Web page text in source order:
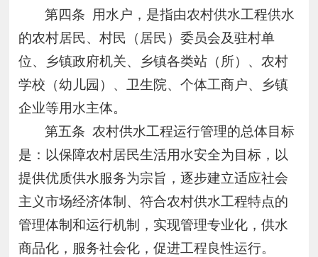
第四条 用水户，是指由农村供水工程供水
的农村居民、村民（居民）委员会及驻村单
位、乡镇政府机关、乡镇各类站（所）、农村
学校（幼儿园）、卫生院、个体工商户、乡镇
企业等用水主体。
第五条 农村供水工程运行管理的总体目标
是：以保障农村居民生活用水安全为目标，以
提供优质供水服务为宗旨，逐步建立适应社会
主义市场经济体制、符合农村供水工程特点的
管理体制和运行机制，实现管理专业化，供水
商品化，服务社会化，促进工程良性运行。